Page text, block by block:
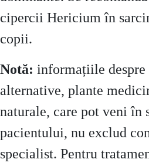
cipercii Hericium în
copii.
Notă: informațiile
alternative, plante
naturale, care pot veni în
pacientului, nu exclud
specialist. Pentru